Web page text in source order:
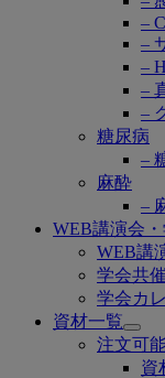
–
–
–
–
–
糖尿病
–
麻酔
–
WEB講演会
WEB講
学会共
学会カ
資材一覧
Open
注文可
資